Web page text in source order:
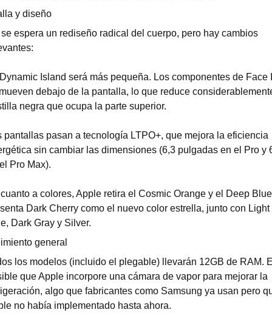
y diseño
espera un rediseño radical del cuerpo, pero hay cambios
Island será más pequeña. Los componentes de Face
debajo de la pantalla, lo que reduce
negra que ocupa la parte superior.
pantallas pasan a tecnología LTPO+, que mejora la eficiencia
sin cambiar las dimensiones (6,3 pulgadas en el Pro y
Pro Max).
a colores, Apple retira el Cosmic Orange y el Deep
Dark Cherry como el nuevo color estrella, junto con Light
Dark Gray y Silver.
general
los modelos (incluido el plegable) llevarán 12GB de RAM.
que Apple incorpore una cámara de vapor para mejorar la
algo que fabricantes como Samsung ya usan pero
no había implementado hasta ahora.